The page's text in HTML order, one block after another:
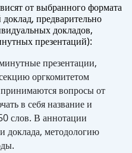
от выбранного формата
предварительно
докладов,
презентаций):
презентации,
оргкомитетом
вопросы от
в себя название и
слов. В аннотации
доклада, методологию